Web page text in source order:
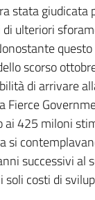
stata
ulteriori
scorso
di arrivare
Fierce
425 miloni
successivi al
costi di